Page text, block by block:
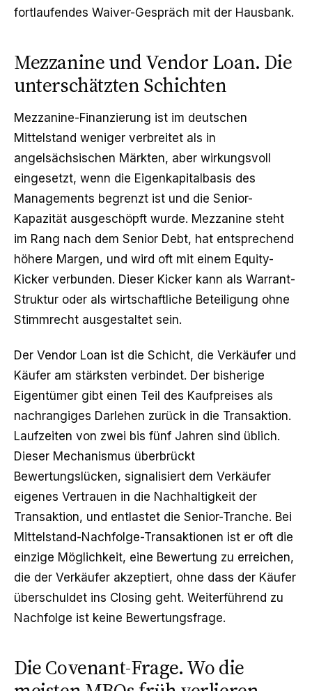
fortlaufendes Waiver-Gespräch mit der Hausbank.
Mezzanine und Vendor Loan. Die
unterschätzten Schichten
Mezzanine-Finanzierung ist im deutschen
Mittelstand weniger verbreitet als in
angelsächsischen Märkten, aber wirkungsvoll
eingesetzt, wenn die Eigenkapitalbasis des
Managements begrenzt ist und die Senior-
Kapazität ausgeschöpft wurde. Mezzanine steht
im Rang nach dem Senior Debt, hat entsprechend
höhere Margen, und wird oft mit einem Equity-
Kicker verbunden. Dieser Kicker kann als Warrant-
Struktur oder als wirtschaftliche Beteiligung ohne
Stimmrecht ausgestaltet sein.
Der Vendor Loan ist die Schicht, die Verkäufer und
Käufer am stärksten verbindet. Der bisherige
Eigentümer gibt einen Teil des Kaufpreises als
nachrangiges Darlehen zurück in die Transaktion.
Laufzeiten von zwei bis fünf Jahren sind üblich.
Dieser Mechanismus überbrückt
Bewertungslücken, signalisiert dem Verkäufer
eigenes Vertrauen in die Nachhaltigkeit der
Transaktion, und entlastet die Senior-Tranche. Bei
Mittelstand-Nachfolge-Transaktionen ist er oft die
einzige Möglichkeit, eine Bewertung zu erreichen,
die der Verkäufer akzeptiert, ohne dass der Käufer
überschuldet ins Closing geht. Weiterführend zu
Nachfolge ist keine Bewertungsfrage.
Die Covenant-Frage. Wo die